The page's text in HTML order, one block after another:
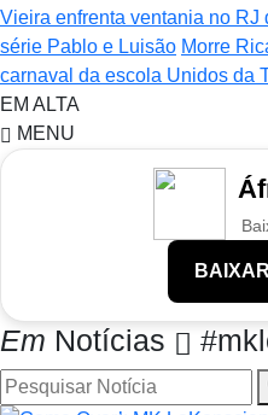
Vieira enfrenta ventania no RJ
série Pablo e Luisão Morre
carnaval da escola Unidos da
EM ALTA
MENU
Em Notícias